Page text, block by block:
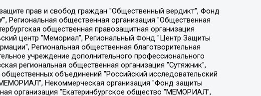
ответственностью "Как бы инагент", Кочетков Игорь Викторович, Общество с ограниченной ответственностью "Честные выборы", Еланчик Олег Александрович, Общество с ограниченной ответственностью "Нобелевский призыв", Гималова Регина Эмилевна, Григорьев Андрей Валерьевич, Григорьева Алина Александровна, Ассоциация по содействию защите прав призывников, альтернативнослужащих и военнослужащих "Правозащитная группа "Гражданин.Армия.Право", Хисамова Регина Фаритовна, Автономная некоммерческая организация по реализации социально-правовых программ "Лилит", Дальневосточное общественное движение "Маяк", Санкт-Петербургская ЛГБТ-инициативная группа "Выход", Инициативная группа ЛГБТ+ "Реверс", Алексеев Андрей Викторович, Бекбулатова Таисия Львовна, Беляев Иван Михайлович, Владыкина Елена Сергеевна, Гельман Марат Александрович, Никульшина Вероника Юрьевна, Толоконникова Надежда Андреевна, Шендерович Виктор Анатольевич, Общество с ограниченной ответственностью "Данное сообщение", Общество с ограниченной ответственностью Издательский дом "Новая глава", Айнбиндер Александра Александровна, Московский комьюнити-центр для ЛГБТ+инициатив, Благотворительный фонд развития филантропии, Deutsche Welle (Германия, Kurt-Schumacher-Strasse 3, 53113 Bonn), Борзунова Мария Михайловна, Воробьев Виктор Викторович, Голубева Анна Львовна, Константинова Алла Михайловна, Малкова Ирина Владимировна, Мурадов Мурад Абдулгалимович, Осетинская Елизавета Николаевна, Понасенков Евгений Николаевич, Ганапольский Матвей Юрьевич, Киселев Евгений Алексеевич, Борухович Ирина Григорьевна, Дремин Иван Тимофеевич, Дубровский Дмитрий Викторович, Красноярская региональная общественная организация поддержки и развития альтернативных образовательных технологий и межкультурных коммуникаций "ИНТЕРРА", Маяковская Екатерина Алексеевна, Фейгин Марк Захарович, Филимонов Андрей Викторович, Дзугкоева Регина Николаевна, Доброхотов Роман Александрович, Дудь Юрий Александрович, Елкин Сергей Владимирович, Кругликов Кирилл Игоревич, Сабунаева Мария Леонидовна, Семенов Алексей Владимирович, Шаинян Карен Багратович, Шульман Екатерина Михайловна, Асафьев Артур Валерьевич, Вахштайн Виктор Семенович, Венедиктов Алексей Алексеевич, Лушникова Екатерина Евгеньевна, Волков Леонид Михайлович, Невзоров Александр Глебович, Пархоменко Сергей Борисович, Сироткин Ярослав Николаевич, Кара-Мурза Владимир Владимирович, Баранова Наталья Владимировна, Гозман Леонид Яковлевич, Кагарлицкий Борис Юльевич, Климарев Михаил Валерьевич, Милов Владимир Станиславович, Автономная некоммерческая организация Краснодарский центр современного искусства "Типография", Моргенштерн Алишер Тагирович, Соболь Любовь Эдуардовна, Общество с ограниченной ответственностью "ЛИЗА НОРМ", Каспаров Гарри Кимович, Ходорковский Михаил Борисович, Общество с ограниченной ответственностью "Апрельские тезисы", Данилович Ирина Брониславовна, Кашин Олег Владимирович, Петров Николай Владимирович, Пивоваров Алексей Владимирович, Соколов Михаил Владимирович, Цветкова Юлия Владимировна, Чичваркин Евгений Александрович, Комитет против пыток/Команда против пыток, Общество с ограниченной ответственностью "Первый научный", Общество с ограниченной ответственностью "Вертолет и ко", Белоцерковская Вероника Борисовна, Кац Максим Евгеньевич, Лазарева Татьяна Юрьевна, Шаведдинов Руслан Табризович, Яшин Илья Валерьевич, Общество с ограниченной ответственностью "Иноагент ААВ", Алешковский Дмитрий Петрович, Альбац Евгения Марковна, Быков Дмитрий Львович, Галямина Юлия Евгеньевна, Лойко Сергей Леонидович, Мартынов Кирилл Константинович, Медведев Сергей Александрович, Крашенинников Федор Геннадиевич, Гордеева Катерина Вл